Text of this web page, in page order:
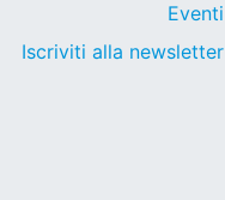
Eventi
Iscriviti alla newsletter